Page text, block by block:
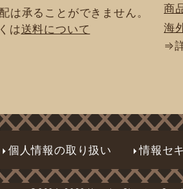
は承ることができません。
は送料について
商
海
⇒
個人情報の取り扱い 情報セ